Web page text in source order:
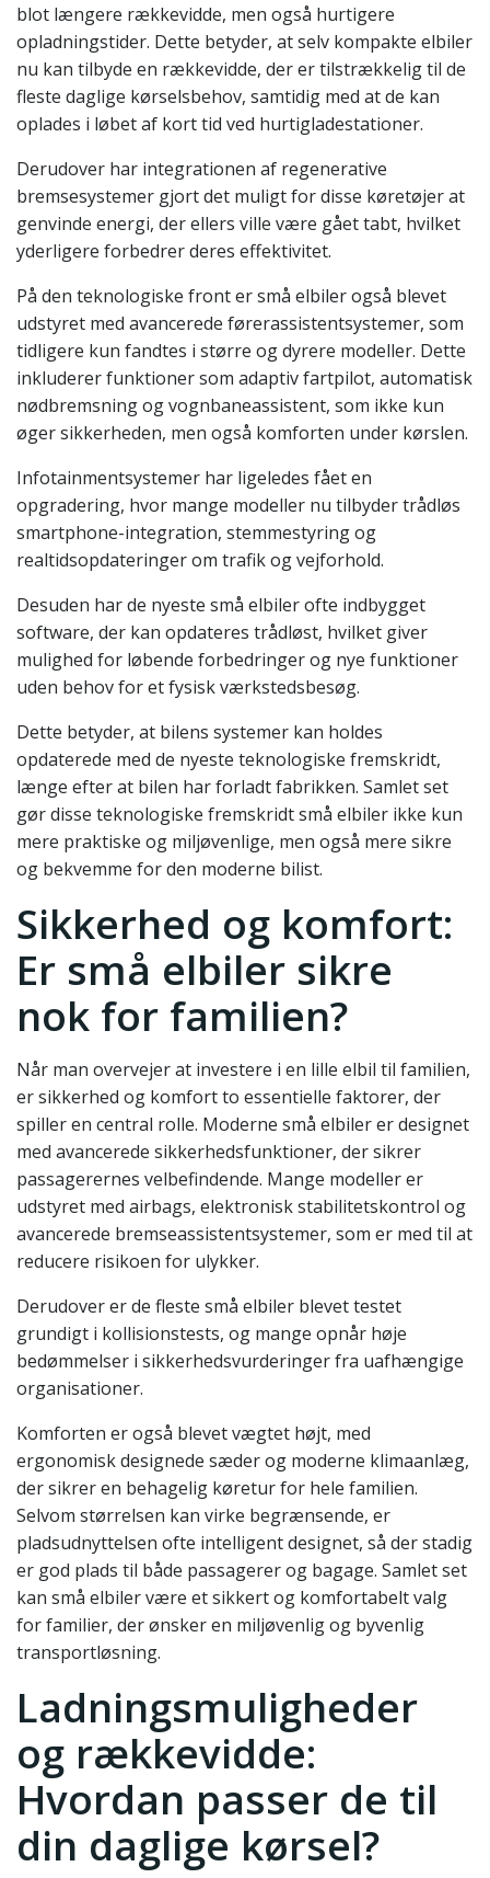
blot længere rækkevidde, men også hurtigere
opladningstider. Dette betyder, at selv kompakte elbiler
nu kan tilbyde en rækkevidde, der er tilstrækkelig til de
fleste daglige kørselsbehov, samtidig med at de kan
oplades i løbet af kort tid ved hurtigladestationer.
Derudover har integrationen af regenerative
bremsesystemer gjort det muligt for disse køretøjer at
genvinde energi, der ellers ville være gået tabt, hvilket
yderligere forbedrer deres effektivitet.
På den teknologiske front er små elbiler også blevet
udstyret med avancerede førerassistentsystemer, som
tidligere kun fandtes i større og dyrere modeller. Dette
inkluderer funktioner som adaptiv fartpilot, automatisk
nødbremsning og vognbaneassistent, som ikke kun
øger sikkerheden, men også komforten under kørslen.
Infotainmentsystemer har ligeledes fået en
opgradering, hvor mange modeller nu tilbyder trådløs
smartphone-integration, stemmestyring og
realtidsopdateringer om trafik og vejforhold.
Desuden har de nyeste små elbiler ofte indbygget
software, der kan opdateres trådløst, hvilket giver
mulighed for løbende forbedringer og nye funktioner
uden behov for et fysisk værkstedsbesøg.
Dette betyder, at bilens systemer kan holdes
opdaterede med de nyeste teknologiske fremskridt,
længe efter at bilen har forladt fabrikken. Samlet set
gør disse teknologiske fremskridt små elbiler ikke kun
mere praktiske og miljøvenlige, men også mere sikre
og bekvemme for den moderne bilist.
Sikkerhed og komfort:
Er små elbiler sikre
nok for familien?
Når man overvejer at investere i en lille elbil til familien,
er sikkerhed og komfort to essentielle faktorer, der
spiller en central rolle. Moderne små elbiler er designet
med avancerede sikkerhedsfunktioner, der sikrer
passagerernes velbefindende. Mange modeller er
udstyret med airbags, elektronisk stabilitetskontrol og
avancerede bremseassistentsystemer, som er med til at
reducere risikoen for ulykker.
Derudover er de fleste små elbiler blevet testet
grundigt i kollisionstests, og mange opnår høje
bedømmelser i sikkerhedsvurderinger fra uafhængige
organisationer.
Komforten er også blevet vægtet højt, med
ergonomisk designede sæder og moderne klimaanlæg,
der sikrer en behagelig køretur for hele familien.
Selvom størrelsen kan virke begrænsende, er
pladsudnyttelsen ofte intelligent designet, så der stadig
er god plads til både passagerer og bagage. Samlet set
kan små elbiler være et sikkert og komfortabelt valg
for familier, der ønsker en miljøvenlig og byvenlig
transportløsning.
Ladningsmuligheder
og rækkevidde:
Hvordan passer de til
din daglige kørsel?